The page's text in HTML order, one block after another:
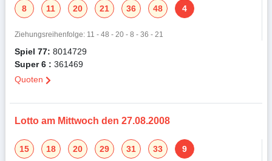
8 11 20 21 36 48 4
Ziehungsreihenfolge: 11 - 48 - 20 - 8 - 36 - 21
Spiel 77: 8014729
Super 6 : 361469
Quoten
Lotto am Mittwoch den 27.08.2008
15 18 20 29 31 33 9